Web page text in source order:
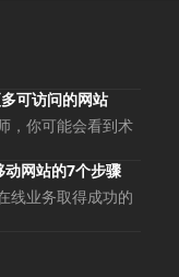
可访问的网站
，你可能会看到术
网站的7个步骤
线业务取得成功的